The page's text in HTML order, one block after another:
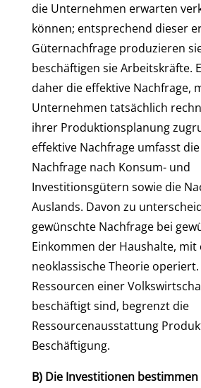
die Unternehmen erwarten
können; entsprechend dieser
Güternachfrage produzieren
beschäftigen sie Arbeitskräfte.
daher die effektive Nachfrage,
Unternehmen tatsächlich
ihrer Produktionsplanung
effektive Nachfrage umfasst
Nachfrage nach Konsum- und
Investitionsgütern sowie die
Auslands. Davon zu
gewünschte Nachfrage bei
Einkommen der Haushalte, mit
neoklassische Theorie
Ressourcen einer
beschäftigt sind, begrenzt die
Ressourcenausstattung
Beschäftigung.
B) Die Investitionen bestimmen